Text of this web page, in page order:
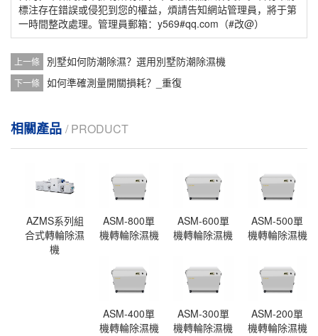
標注存在錯誤或侵犯到您的權益，煩請告知網站管理員，將于第
一時間整改處理。管理員郵箱：y569#qq.com（#改@）
上一條 別墅如何防潮除濕？選用別墅防潮除濕機
下一條 如何準確測量開關損耗？_重復
相關產品 / PRODUCT
AZMS系列組
合式轉輪除濕
機
ASM-800單
機轉輪除濕機
ASM-600單
機轉輪除濕機
ASM-500單
機轉輪除濕機
ASM-400單
機轉輪除濕機
ASM-300單
機轉輪除濕機
ASM-200單
機轉輪除濕機